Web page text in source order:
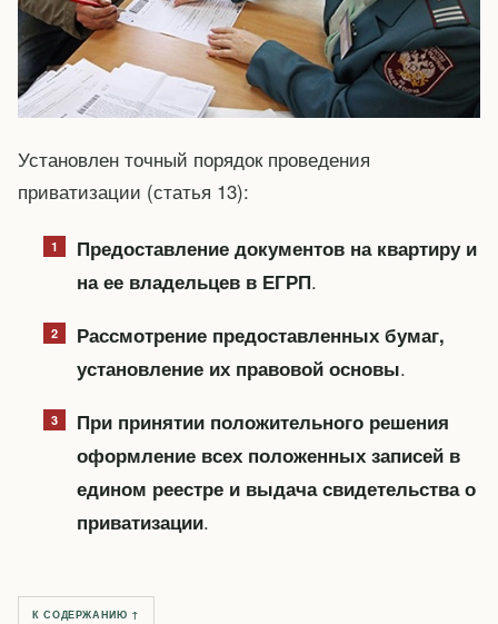
Установлен точный порядок проведения
приватизации (статья 13):
Предоставление документов на квартиру и
на ее владельцев в ЕГРП.
Рассмотрение предоставленных бумаг,
установление их правовой основы.
При принятии положительного решения
оформление всех положенных записей в
едином реестре и выдача свидетельства о
приватизации.
К СОДЕРЖАНИЮ ↑